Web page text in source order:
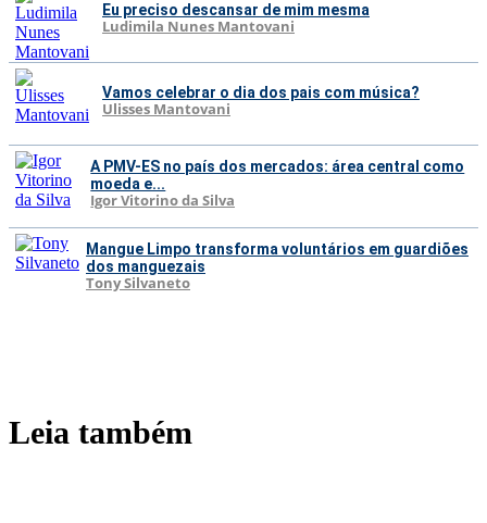
Eu preciso descansar de mim mesma
Ludimila Nunes Mantovani
Vamos celebrar o dia dos pais com música?
Ulisses Mantovani
A PMV-ES no país dos mercados: área central como
moeda e...
Igor Vitorino da Silva
Mangue Limpo transforma voluntários em guardiões
dos manguezais
Tony Silvaneto
Leia também